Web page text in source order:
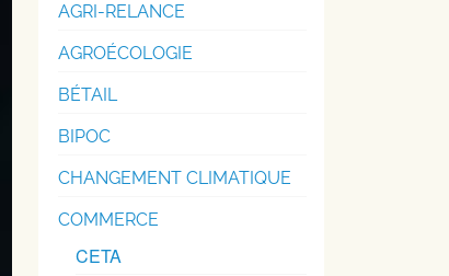
AGRI-RELANCE
AGROÉCOLOGIE
BÉTAIL
BIPOC
CHANGEMENT CLIMATIQUE
COMMERCE
CETA